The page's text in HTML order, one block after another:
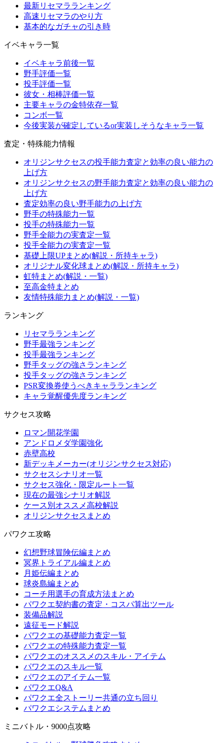
最新リセマラランキング
高速リセマラのやり方
基本的なガチャの引き時
イベキャラ一覧
イベキャラ前後一覧
野手評価一覧
投手評価一覧
彼女・相棒評価一覧
主要キャラの金特依存一覧
コンボ一覧
今後実装が確定しているor実装しそうなキャラ一覧
査定・特殊能力情報
オリジンサクセスの投手能力査定と効率の良い能力の
上げ方
オリジンサクセスの野手能力査定と効率の良い能力の
上げ方
査定効率の良い野手能力の上げ方
野手の特殊能力一覧
投手の特殊能力一覧
野手全能力の実査定一覧
投手全能力の実査定一覧
基礎上限UPまとめ(解説・所持キャラ)
オリジナル変化球まとめ(解説・所持キャラ)
虹特まとめ(解説・一覧)
至高金特まとめ
友情特殊能力まとめ(解説・一覧)
ランキング
リセマラランキング
野手最強ランキング
投手最強ランキング
野手タッグの強さランキング
投手タッグの強さランキング
PSR変換券使うべきキャラランキング
キャラ覚醒優先度ランキング
サクセス攻略
ロマン開花学園
アンドロメダ学園強化
赤壁高校
新デッキメーカー(オリジンサクセス対応)
サクセスシナリオ一覧
サクセス強化・限定ルート一覧
現在の最強シナリオ解説
ケース別オススメ高校解説
オリジンサクセスまとめ
パワクエ攻略
幻想野球冒険伝編まとめ
冥界トライアル編まとめ
月姫伝編まとめ
球炎島編まとめ
コーチ用選手の育成方法まとめ
パワクエ契約書の査定・コスパ算出ツール
装備品解説
遠征モード解説
パワクエの基礎能力査定一覧
パワクエの特殊能力査定一覧
パワクエのオススメのスキル・アイテム
パワクエのスキル一覧
パワクエのアイテム一覧
パワクエQ&A
パワクエ全ストーリー共通の立ち回り
パワクエシステムまとめ
ミニバトル・9000点攻略